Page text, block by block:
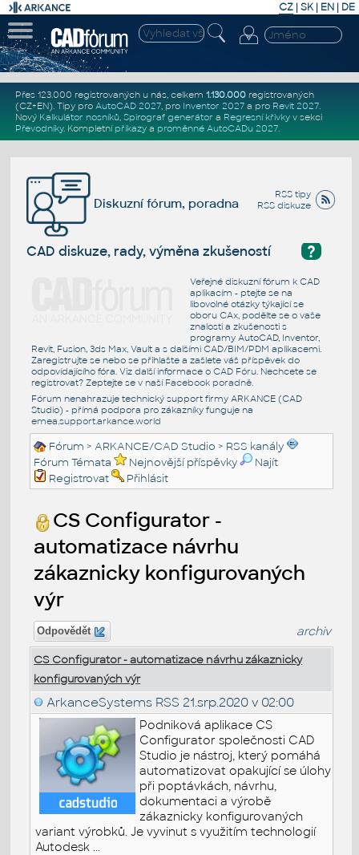
CZ | SK| EN | DE
Přes 123.000 registrovaných u nás, celkem 1.130.000registrovaných
(CZ+EN). Tipy pro AutoCAD 2027, pro Inventor 2027a pro Revit 2027.
Nový Kalkulátor nosníků, Spirograf generátor a Regresní křivkyv sekci
Převodníky. Kompletní příkazya proměnné AutoCADu 2027.
RSS tipy
RSS diskuze
Diskuzní fórum, poradna
?
CAD diskuze, rady, výměna zkušeností
Veřejné diskuzní fórum k CAD
aplikacím - ptejte se na
libovolné otázky týkající se
oboru CAx, podělte se o vaše
znalosti a zkušenosti s
programy AutoCAD, Inventor,
Revit, Fusion, 3ds Max, Vault a s dalšími CAD/BIM/PDM aplikacemi.
Zaregistrujte se nebo se přihlašte a zašlete váš příspěvek do
odpovídajícího fóra. Viz další informace o CAD Fóru. Nechcete se
registrovat? Zeptejte se v naší Facebook poradně.
Fórum nenahrazuje technický support firmy ARKANCE (CAD
Studio) - přímá podpora pro zákazníky funguje na
emea.support.arkance.world
Fórum >ARKANCE/CAD Studio > RSS kanály
Fórum Témata
Nejnovější příspěvky
Najít
Registrovat
Přihlásit
CS Configurator -
automatizace návrhu
zákaznicky konfigurovaných
výr
Odpovědět archiv
CS Configurator - automatizace návrhu zákaznicky
konfigurovaných výr
ArkanceSystems RSS 21.srp.2020 v 02:00
Podniková aplikace CS
Configurator společnosti CAD
Studio je nástroj, který pomáhá
automatizovat opakující se úlohy
při poptávkách, návrhu,
dokumentaci a výrobě
zákaznicky konfigurovaných
variant výrobků. Je vyvinut s využitím technologií
Autodesk ...